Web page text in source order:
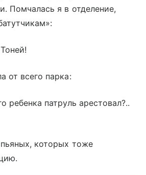
Помчалась я в отделение,
от всего парка:
ребенка патруль арестовал?..
которых тоже